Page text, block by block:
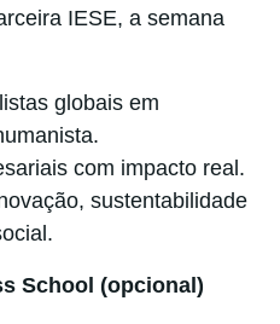
IESE, a semana
globais em
com impacto real.
sustentabilidade
School (opcional)